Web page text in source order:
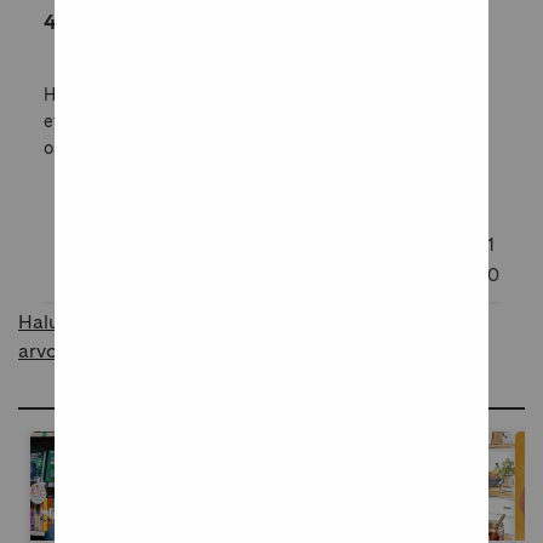
4/5
Hyvin peittävät ja sekoittuvat värit, yksi tähti pois siitä
että pakkaus ei sisällä valkoista ja mustaa vaan ne pitää
ostaa erikseen.
1
0
Haluatko raportoida asiattomasta sisällöstä
arvosteluissa?